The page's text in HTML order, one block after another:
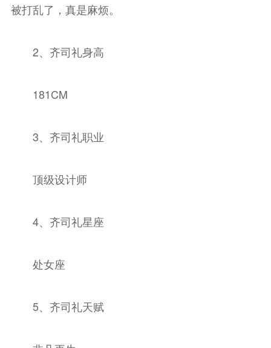
被打乱了，真是麻烦。
2、齐司礼身高
181CM
3、齐司礼职业
顶级设计师
4、齐司礼星座
处女座
5、齐司礼天赋